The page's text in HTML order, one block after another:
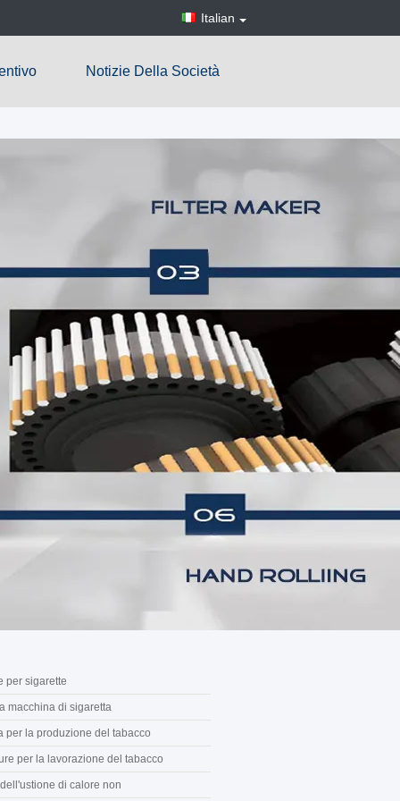
Italian
Notizie Della Società
per sigarette
macchina di sigaretta
per la produzione del tabacco
per la lavorazione del tabacco
di calore non